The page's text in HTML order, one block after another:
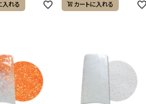
入れる カートに入れる